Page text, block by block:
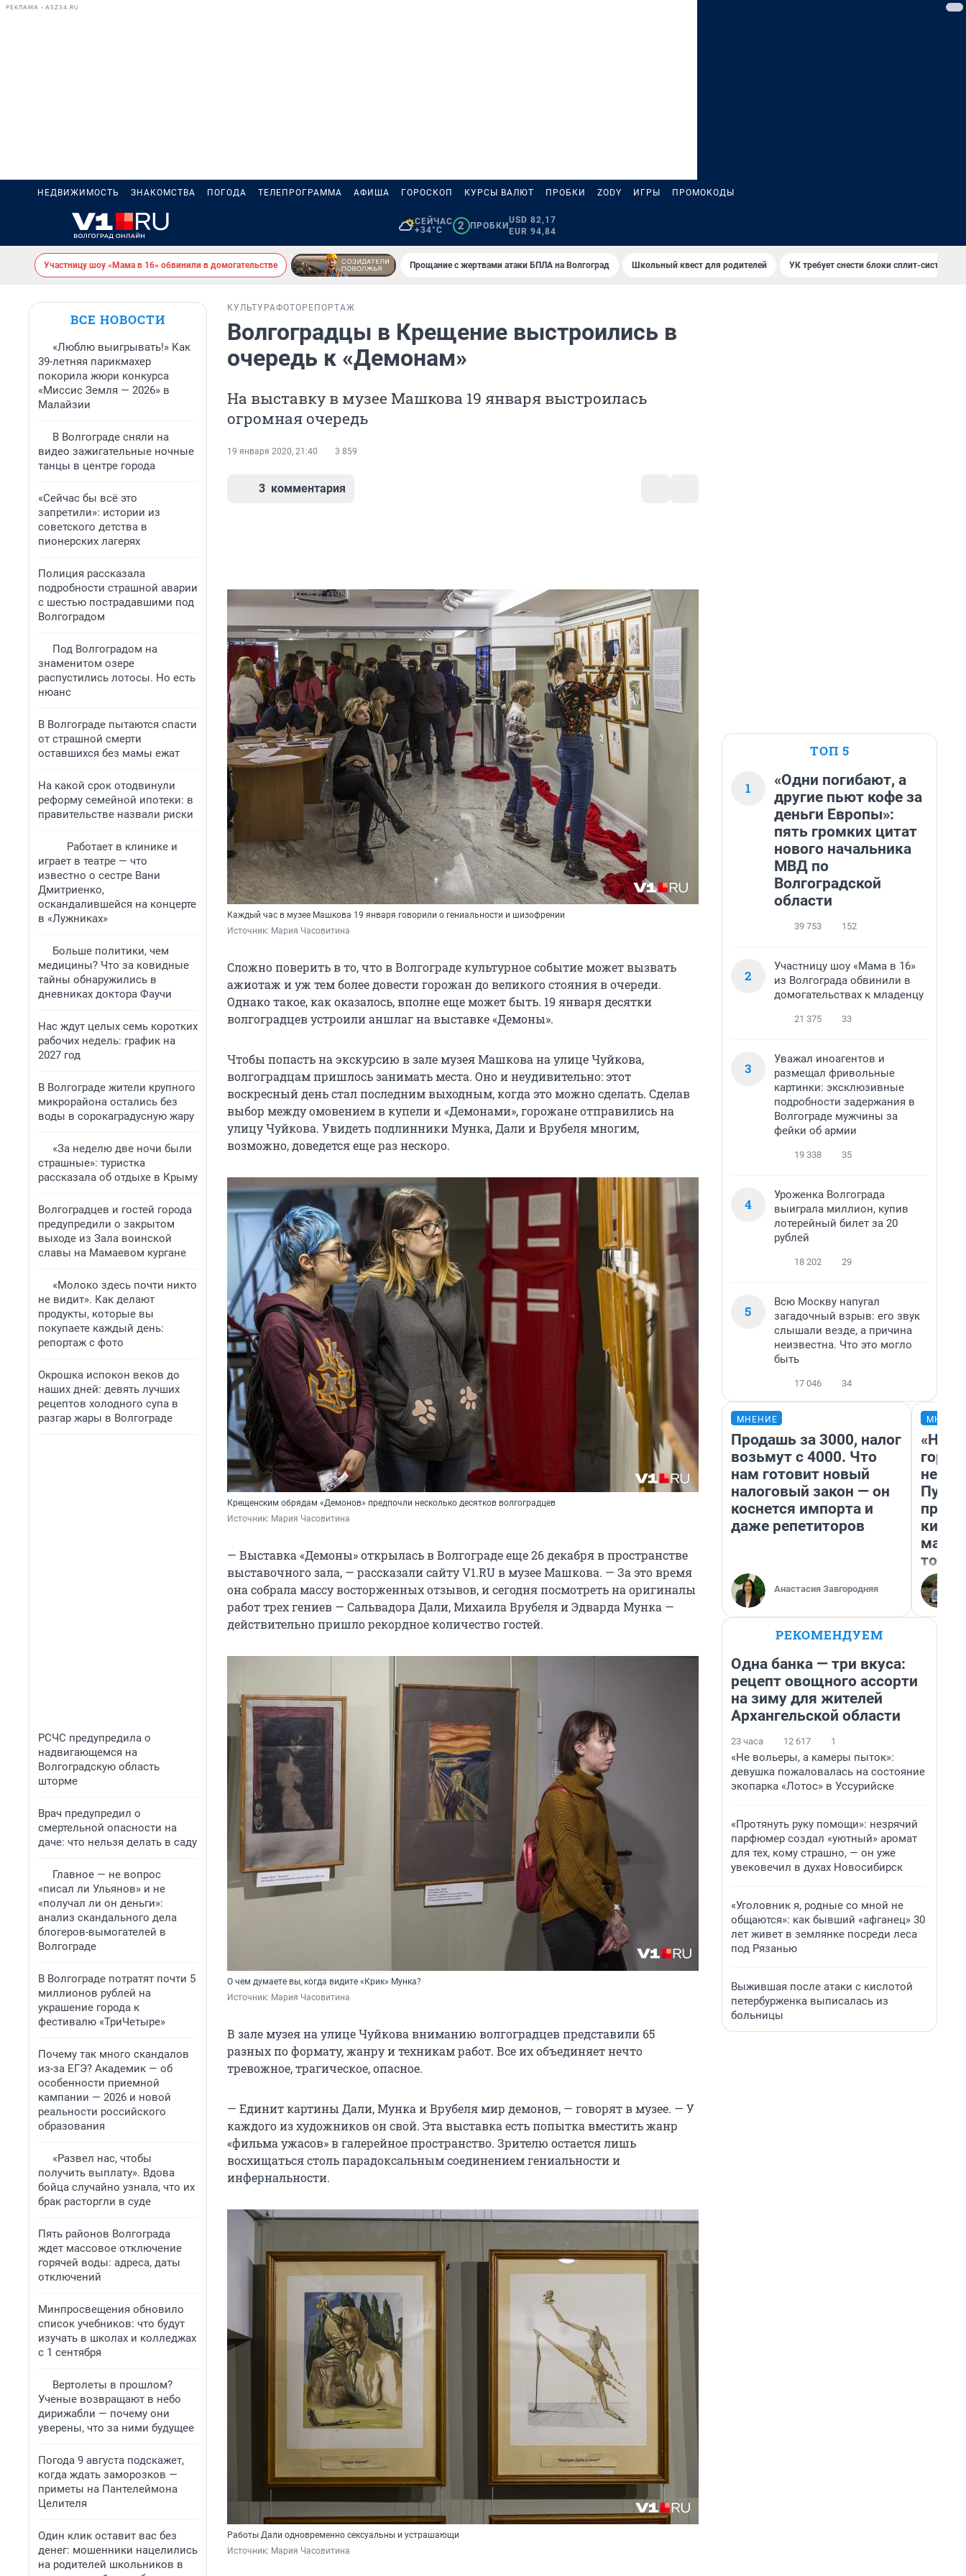
РЕКЛАМА • ASZ34.RU
НЕДВИЖИМОСТЬ ЗНАКОМСТВА ПОГОДА ТЕЛЕПРОГРАММА АФИША ГОРОСКОП КУРСЫ ВАЛЮТ ПРОБКИ ZODY ИГРЫ ПРОМОКОДЫ
СЕЙЧАС
+34°C
2 ПРОБКИ
USD 82,17
EUR 94,84
Участницу шоу «Мама в 16» обвинили в домогательстве Прощание с жертвами атаки БПЛА на Волгоград Школьный квест для родителей УК требует снести блоки сплит-систем
ВСЕ НОВОСТИ
«Люблю выигрывать!» Как
39-летняя парикмахер
покорила жюри конкурса
«Миссис Земля — 2026» в
Малайзии
В Волгограде сняли на
видео зажигательные ночные
танцы в центре города
«Сейчас бы всё это
запретили»: истории из
советского детства в
пионерских лагерях
Полиция рассказала
подробности страшной аварии
с шестью пострадавшими под
Волгоградом
Под Волгоградом на
знаменитом озере
распустились лотосы. Но есть
нюанс
В Волгограде пытаются спасти
от страшной смерти
оставшихся без мамы ежат
На какой срок отодвинули
реформу семейной ипотеки: в
правительстве назвали риски
Работает в клинике и
играет в театре — что
известно о сестре Вани
Дмитриенко,
оскандалившейся на концерте
в «Лужниках»
Больше политики, чем
медицины? Что за ковидные
тайны обнаружились в
дневниках доктора Фаучи
Нас ждут целых семь коротких
рабочих недель: график на
2027 год
В Волгограде жители крупного
микрорайона остались без
воды в сорокаградусную жару
«За неделю две ночи были
страшные»: туристка
рассказала об отдыхе в Крыму
Волгоградцев и гостей города
предупредили о закрытом
выходе из Зала воинской
славы на Мамаевом кургане
«Молоко здесь почти никто
не видит». Как делают
продукты, которые вы
покупаете каждый день:
репортаж с фото
Окрошка испокон веков до
наших дней: девять лучших
рецептов холодного супа в
разгар жары в Волгограде
РСЧС предупредила о
надвигающемся на
Волгоградскую область
шторме
Врач предупредил о
смертельной опасности на
даче: что нельзя делать в саду
Главное — не вопрос
«писал ли Ульянов» и не
«получал ли он деньги»:
анализ скандального дела
блогеров-вымогателей в
Волгограде
В Волгограде потратят почти 5
миллионов рублей на
украшение города к
фестивалю «ТриЧетыре»
Почему так много скандалов
из-за ЕГЭ? Академик — об
особенности приемной
кампании — 2026 и новой
реальности российского
образования
«Развел нас, чтобы
получить выплату». Вдова
бойца случайно узнала, что их
брак расторгли в суде
Пять районов Волгограда
ждет массовое отключение
горячей воды: адреса, даты
отключений
Минпросвещения обновило
список учебников: что будут
изучать в школах и колледжах
с 1 сентября
Вертолеты в прошлом?
Ученые возвращают в небо
дирижабли — почему они
уверены, что за ними будущее
Погода 9 августа подскажет,
когда ждать заморозков —
приметы на Пантелеймона
Целителя
Один клик оставит вас без
денег: мошенники нацелились
на родителей школьников в
КУЛЬТУРАФОТОРЕПОРТАЖ
Волгоградцы в Крещение выстроились в
очередь к «Демонам»
На выставку в музее Машкова 19 января выстроилась
огромная очередь
19 января 2020, 21:40 3 859
3 комментария
Каждый час в музее Машкова 19 января говорили о гениальности и шизофрении
Источник: Мария Часовитина
Сложно поверить в то, что в Волгограде культурное событие может вызвать
ажиотаж и уж тем более довести горожан до великого стояния в очереди.
Однако такое, как оказалось, вполне еще может быть. 19 января десятки
волгоградцев устроили аншлаг на выставке «Демоны».
Чтобы попасть на экскурсию в зале музея Машкова на улице Чуйкова,
волгоградцам пришлось занимать места. Оно и неудивительно: этот
воскресный день стал последним выходным, когда это можно сделать. Сделав
выбор между омовением в купели и «Демонами», горожане отправились на
улицу Чуйкова. Увидеть подлинники Мунка, Дали и Врубеля многим,
возможно, доведется еще раз нескоро.
Крещенским обрядам «Демонов» предпочли несколько десятков волгоградцев
Источник: Мария Часовитина
— Выставка «Демоны» открылась в Волгограде еще 26 декабря в пространстве
выставочного зала, — рассказали сайту V1.RU в музее Машкова. — За это время
она собрала массу восторженных отзывов, и сегодня посмотреть на оригиналы
работ трех гениев — Сальвадора Дали, Михаила Врубеля и Эдварда Мунка —
действительно пришло рекордное количество гостей.
О чем думаете вы, когда видите «Крик» Мунка?
Источник: Мария Часовитина
В зале музея на улице Чуйкова вниманию волгоградцев представили 65
разных по формату, жанру и техникам работ. Все их объединяет нечто
тревожное, трагическое, опасное.
— Единит картины Дали, Мунка и Врубеля мир демонов, — говорят в музее. — У
каждого из художников он свой. Эта выставка есть попытка вместить жанр
«фильма ужасов» в галерейное пространство. Зрителю остается лишь
восхищаться столь парадоксальным соединением гениальности и
инфернальности.
Работы Дали одновременно сексуальны и устрашающи
Источник: Мария Часовитина
ТОП 5
1
«Одни погибают, а
другие пьют кофе за
деньги Европы»:
пять громких цитат
нового начальника
МВД по
Волгоградской
области
39 753 152
2
Участницу шоу «Мама в 16»
из Волгограда обвинили в
домогательствах к младенцу
21 375 33
3
Уважал иноагентов и
размещал фривольные
картинки: эксклюзивные
подробности задержания в
Волгограде мужчины за
фейки об армии
19 338 35
4
Уроженка Волгограда
выиграла миллион, купив
лотерейный билет за 20
рублей
18 202 29
5
Всю Москву напугал
загадочный взрыв: его звук
слышали везде, а причина
неизвестна. Что это могло
быть
17 046 34
МНЕНИЕ
Продашь за 3000, налог
возьмут с 4000. Что
нам готовит новый
налоговый закон — он
коснется импорта и
даже репетиторов
Анастасия Завгородняя
«Нет
того
РЕКОМЕНДУЕМ
Одна банка — три вкуса:
рецепт овощного ассорти
на зиму для жителей
Архангельской области
23 часа 12 617 1
«Не вольеры, а камеры пыток»:
девушка пожаловалась на состояние
экопарка «Лотос» в Уссурийске
«Протянуть руку помощи»: незрячий
парфюмер создал «уютный» аромат
для тех, кому страшно, — он уже
увековечил в духах Новосибирск
«Уголовник я, родные со мной не
общаются»: как бывший «афганец» 30
лет живет в землянке посреди леса
под Рязанью
Выжившая после атаки с кислотой
петербурженка выписалась из
больницы